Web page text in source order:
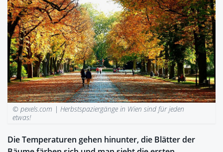
© pexels.com |Herbstspaziergänge in Wien sind für jeden
etwas!
Die Temperaturen gehen hinunter, die Blätter der